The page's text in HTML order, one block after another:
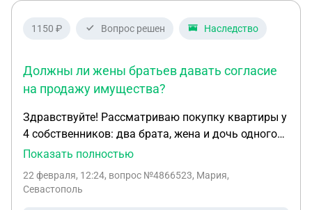
документов. Подскажите, пожалуйста, с чего
1150 ₽ Вопрос решен Наследство
Должны ли жены братьев давать согласие
на продажу имущества?
Здравствуйте! Рассматриваю покупку квартиры у
4 собственников: два брата, жена и дочь одного
из братьев. Один из братьев владеет 1/6
приватизации и 1/6 по праву наследования. Жена
Показать полностью
22 февраля, 12:24, вопрос №4866523, Мария,
Севастополь